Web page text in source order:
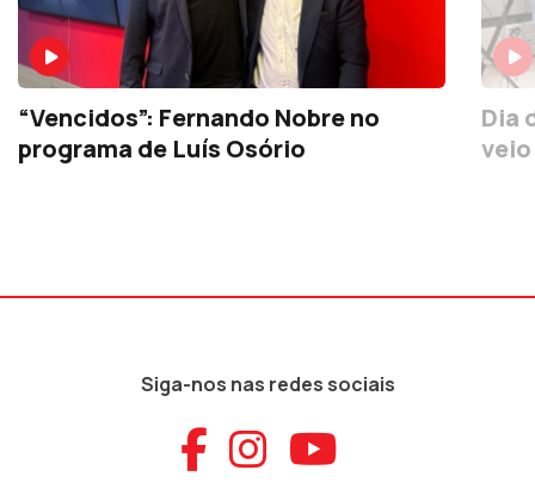
“Vencidos”: Fernando Nobre no
programa de Luís Osório
Dia
veio
Siga-nos nas redes sociais
Aceder ao
Aceder ao
Aceder